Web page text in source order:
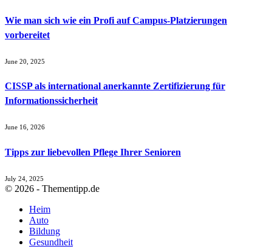
Wie man sich wie ein Profi auf Campus-Platzierungen
vorbereitet
June 20, 2025
CISSP als international anerkannte Zertifizierung für
Informationssicherheit
June 16, 2026
Tipps zur liebevollen Pflege Ihrer Senioren
July 24, 2025
© 2026 - Thementipp.de
Heim
Auto
Bildung
Gesundheit